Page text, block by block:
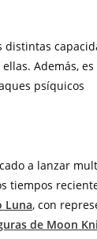
Además,
psíquicos
a lanzar
tiempos
Luna, con
de Moon